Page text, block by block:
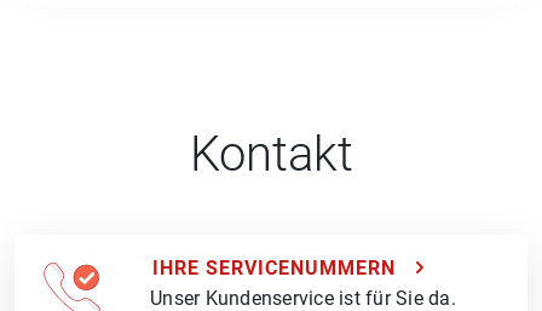
Kontakt
IHRE SERVICENUMMERN
Unser Kundenservice ist für Sie da.